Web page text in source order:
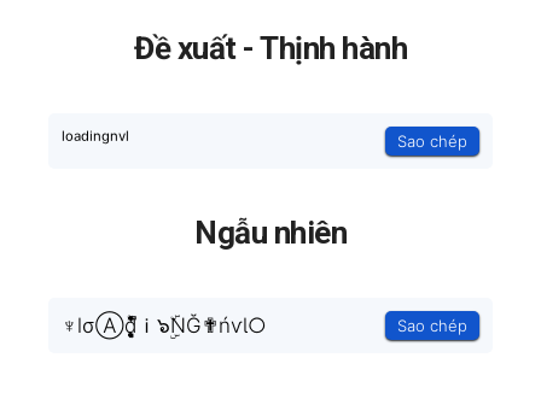
Đề xuất - Thịnh hành
ˡᵒᵃᵈⁱⁿᵍⁿᵛˡ Sao chép
Ngẫu nhiên
♆lσⒶd̥̝̮͙͈͂̐̇ͮ̏̔̀̚ͅｉ๖ۣۜNĞ✟ńѵƖ○ Sao chép